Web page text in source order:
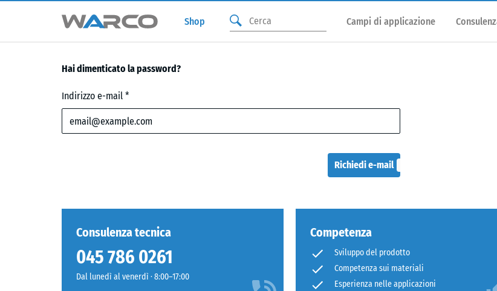
Shop Campi di applicazione
Hai dimenticato la password?
Indirizzo
email
Indirizzo e-mail
Richiedi e-mail
Consulenza tecnica
045 786 0261
Dal lunedì al venerdì · 8:00–17:00
Competenza
Sviluppo del prodotto
Competenza sui materiali
Esperienza nelle applicazioni